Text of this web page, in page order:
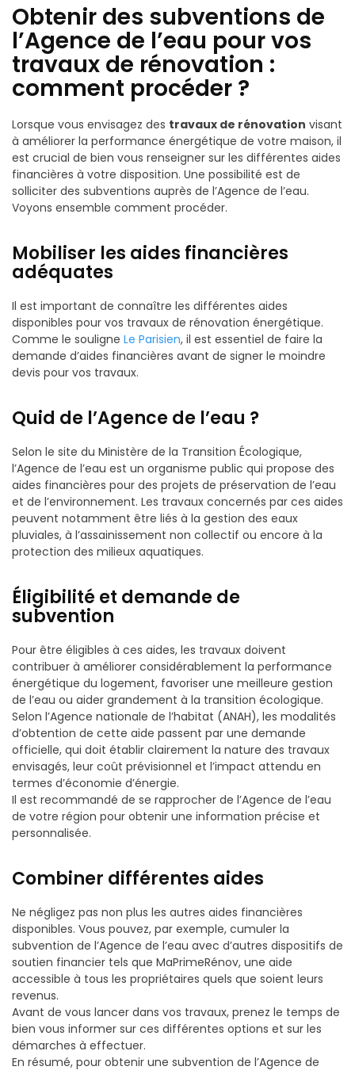
Obtenir des subventions de
l’Agence de l’eau pour vos
travaux de rénovation :
comment procéder ?
Lorsque vous envisagez des travaux de rénovation visant
à améliorer la performance énergétique de votre maison, il
est crucial de bien vous renseigner sur les différentes aides
financières à votre disposition. Une possibilité est de
solliciter des subventions auprès de l’Agence de l’eau.
Voyons ensemble comment procéder.
Mobiliser les aides financières
adéquates
Il est important de connaître les différentes aides
disponibles pour vos travaux de rénovation énergétique.
Comme le souligne Le Parisien, il est essentiel de faire la
demande d’aides financières avant de signer le moindre
devis pour vos travaux.
Quid de l’Agence de l’eau ?
Selon le site du Ministère de la Transition Écologique,
l’Agence de l’eau est un organisme public qui propose des
aides financières pour des projets de préservation de l’eau
et de l’environnement. Les travaux concernés par ces aides
peuvent notamment être liés à la gestion des eaux
pluviales, à l’assainissement non collectif ou encore à la
protection des milieux aquatiques.
Éligibilité et demande de
subvention
Pour être éligibles à ces aides, les travaux doivent
contribuer à améliorer considérablement la performance
énergétique du logement, favoriser une meilleure gestion
de l’eau ou aider grandement à la transition écologique.
Selon l’Agence nationale de l’habitat (ANAH), les modalités
d’obtention de cette aide passent par une demande
officielle, qui doit établir clairement la nature des travaux
envisagés, leur coût prévisionnel et l’impact attendu en
termes d’économie d’énergie.
Il est recommandé de se rapprocher de l’Agence de l’eau
de votre région pour obtenir une information précise et
personnalisée.
Combiner différentes aides
Ne négligez pas non plus les autres aides financières
disponibles. Vous pouvez, par exemple, cumuler la
subvention de l’Agence de l’eau avec d’autres dispositifs de
soutien financier tels que MaPrimeRénov, une aide
accessible à tous les propriétaires quels que soient leurs
revenus.
Avant de vous lancer dans vos travaux, prenez le temps de
bien vous informer sur ces différentes options et sur les
démarches à effectuer.
En résumé, pour obtenir une subvention de l’Agence de